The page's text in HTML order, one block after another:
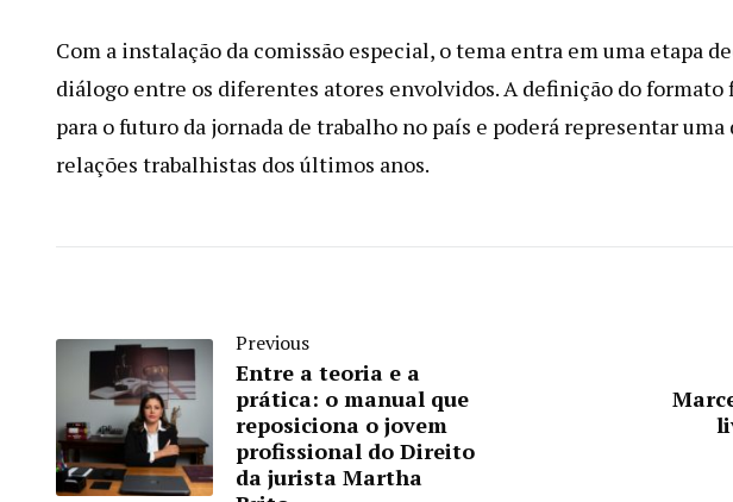
Com a instalação da comissão especial, o tema entra em uma etapa
diálogo entre os diferentes atores envolvidos. A definição do
para o futuro da jornada de trabalho no país e poderá representar
relações trabalhistas dos últimos anos.
Previous
Entre a teoria e a
prática: o manual que
reposiciona o jovem
profissional do Direito
da jurista Martha